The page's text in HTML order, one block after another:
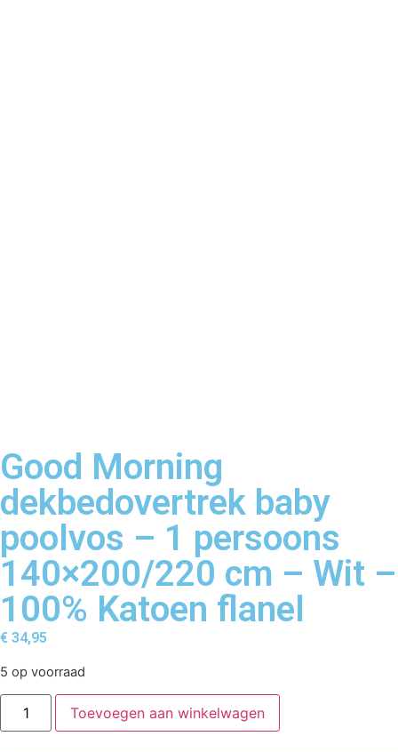
Good Morning
dekbedovertrek baby
poolvos – 1 persoons
140×200/220 cm – Wit –
100% Katoen flanel
€ 34,95
5 op voorraad
Toevoegen aan winkelwagen